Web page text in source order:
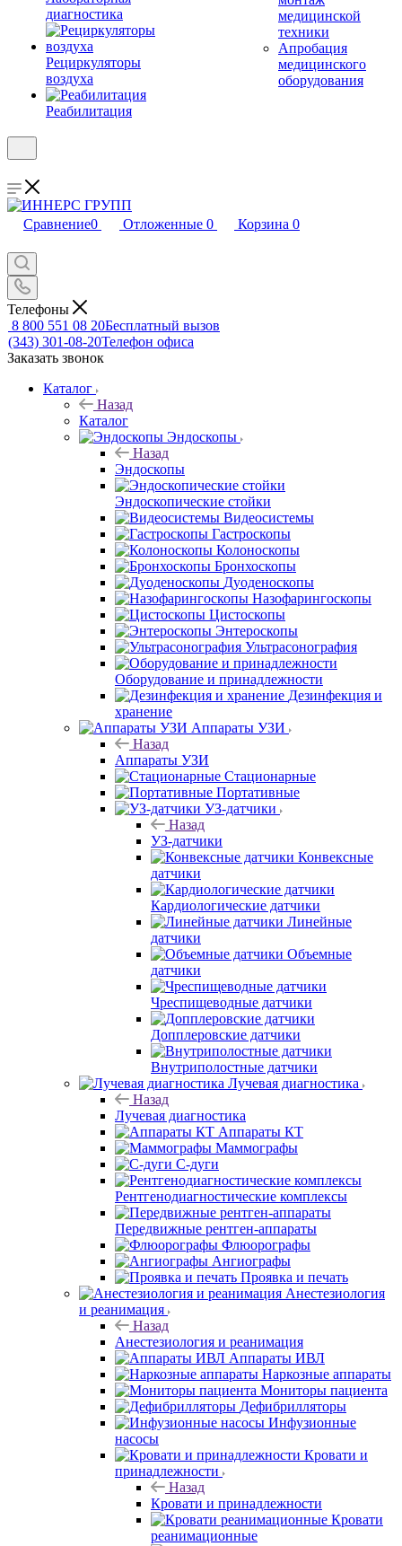
диагностика
Рециркуляторы
воздуха
Реабилитация
медицинской
техники
Апробация
медицинского
оборудования
Сравнение0 Отложенные 0 Корзина 0
Телефоны
8 800 551 08 20Бесплатный вызов
(343) 301-08-20Телефон офиса
Заказать звонок
Каталог
Назад
Каталог
Эндоскопы
Назад
Эндоскопы
Эндоскопические стойки
Видеосистемы
Гастроскопы
Колоноскопы
Бронхоскопы
Дуоденоскопы
Назофарингоскопы
Цистоскопы
Энтероскопы
Ультрасонография
Оборудование и принадлежности
Дезинфекция и
хранение
Аппараты УЗИ
Назад
Аппараты УЗИ
Стационарные
Портативные
УЗ-датчики
Назад
УЗ-датчики
Конвексные
датчики
Кардиологические датчики
Линейные
датчики
Объемные
датчики
Чреспищеводные датчики
Допплеровские датчики
Внутриполостные датчики
Лучевая диагностика
Назад
Лучевая диагностика
Аппараты КТ
Маммографы
С-дуги
Рентгенодиагностические комплексы
Передвижные рентген-аппараты
Флюорографы
Ангиографы
Проявка и печать
Анестезиология
и реанимация
Назад
Анестезиология и реанимация
Аппараты ИВЛ
Наркозные аппараты
Мониторы пациента
Дефибрилляторы
Инфузионные
насосы
Кровати и
принадлежности
Назад
Кровати и принадлежности
Кровати
реанимационные